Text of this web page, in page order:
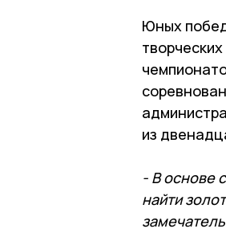
Юных
из
- В основе
найти